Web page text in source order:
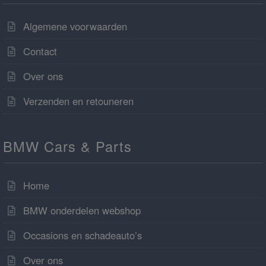
Algemene voorwaarden
Contact
Over ons
Verzenden en retouneren
BMW Cars & Parts
Home
BMW onderdelen webshop
Occasions en schadeauto’s
Over ons